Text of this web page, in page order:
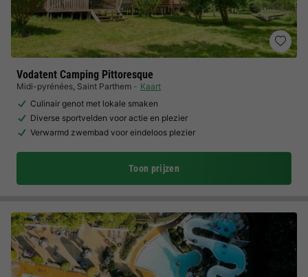
Vodatent Camping Pittoresque
Midi-pyrénées, Saint Parthem
Kaart
Culinair genot met lokale smaken
Diverse sportvelden voor actie en plezier
Verwarmd zwembad voor eindeloos plezier
Toon prijzen